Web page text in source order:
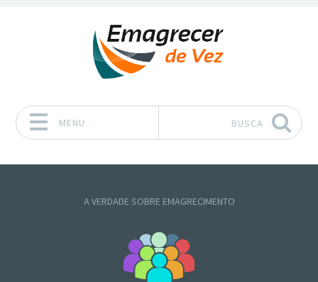
MENU BUSCA
A VERDADE SOBRE EMAGRECIMENTO